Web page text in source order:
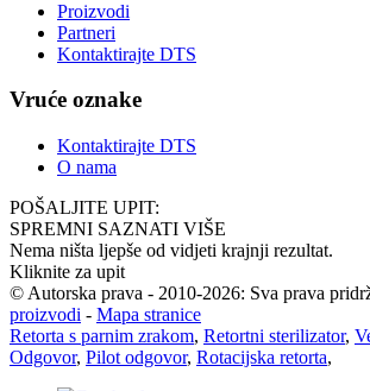
Proizvodi
Partneri
Kontaktirajte DTS
Vruće oznake
Kontaktirajte DTS
O nama
POŠALJITE UPIT:
SPREMNI SAZNATI VIŠE
Nema ništa ljepše od vidjeti krajnji rezultat.
Kliknite za upit
© Autorska prava - 2010-2026: Sva prava
proizvodi - Mapa stranice
Retorta s parnim zrakom, Retortni sterilizator,
Odgovor, Pilot odgovor, Rotacijska retorta,